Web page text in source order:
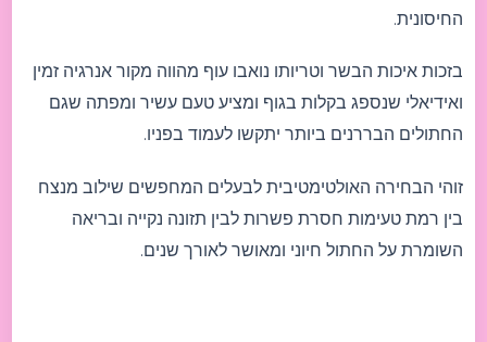
החיסונית.
בזכות איכות הבשר וטריותו נואבו עוף מהווה מקור אנרגיה זמין
ואידיאלי שנספג בקלות בגוף ומציע טעם עשיר ומפתה שגם
החתולים הבררנים ביותר יתקשו לעמוד בפניו.
זוהי הבחירה האולטימטיבית לבעלים המחפשים שילוב מנצח
בין רמת טעימות חסרת פשרות לבין תזונה נקייה ובריאה
השומרת על החתול חיוני ומאושר לאורך שנים.